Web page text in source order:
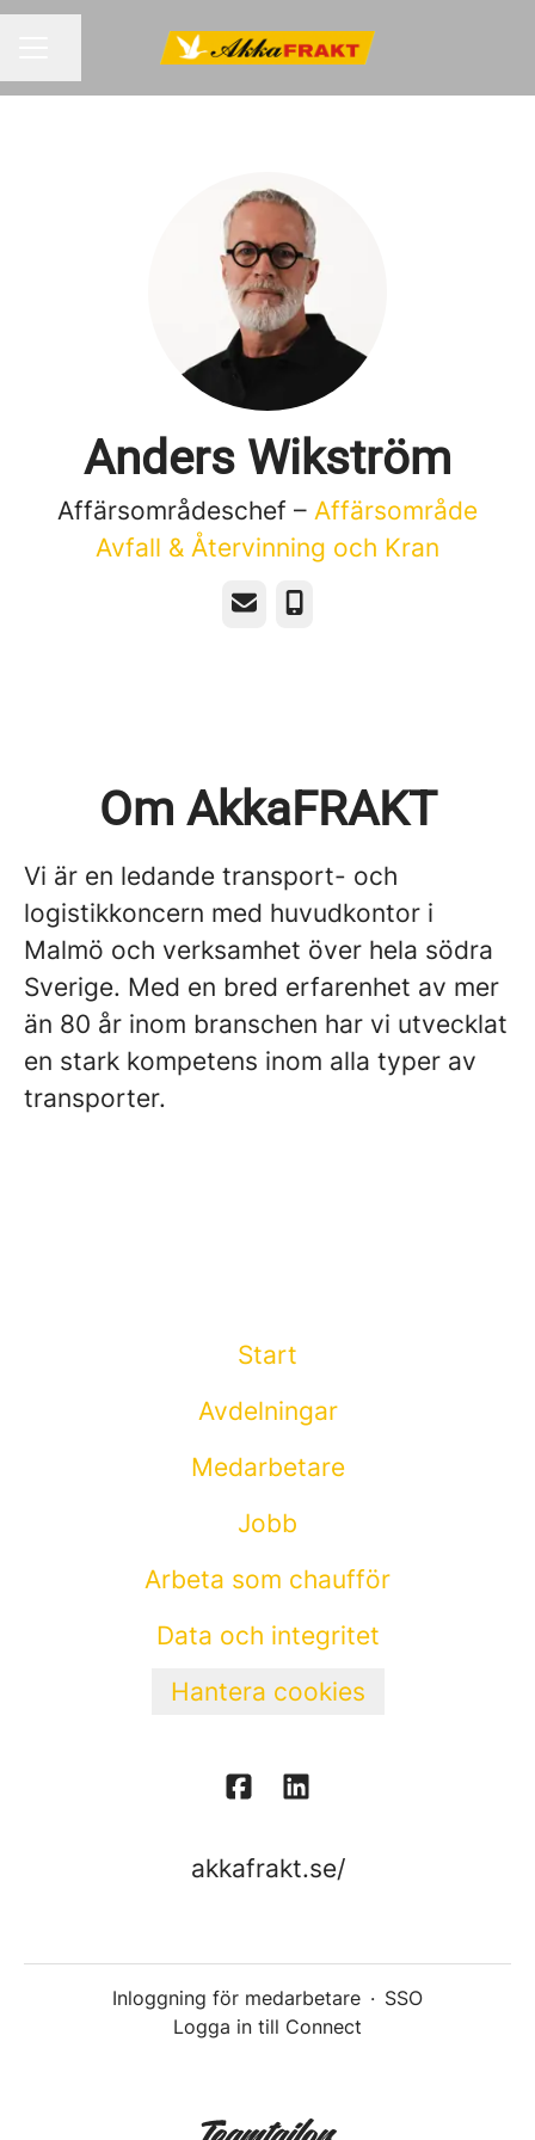
Anders Wikström
Affärsområdeschef – Affärsområde
Avfall & Återvinning och Kran
E-postTelefon
Om AkkaFRAKT
Vi är en ledande transport- och
logistikkoncern med huvudkontor i
Malmö och verksamhet över hela södra
Sverige. Med en bred erfarenhet av mer
än 80 år inom branschen har vi utvecklat
en stark kompetens inom alla typer av
transporter.
Start
Avdelningar
Medarbetare
Jobb
Arbeta som chaufför
Data och integritet
Hantera cookies
akkafrakt.se/
Inloggning för medarbetare · SSO
Logga in till Connect